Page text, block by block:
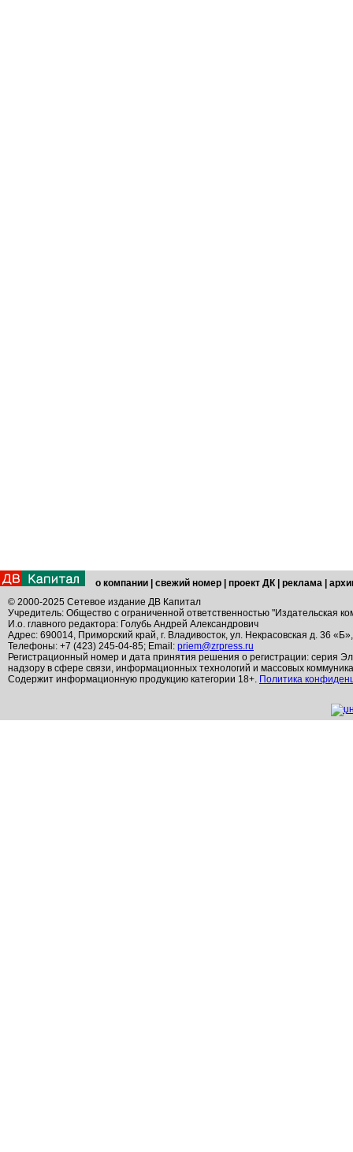
о компании свежий номер проект ДК реклама
© 2000-2025 Сетевое издание ДВ Капитал
Учредитель: Общество с ограниченной ответственностью "Издательская
И.о. главного редактора: Голубь Андрей Александрович
Адрес: 690014, Приморский край, г. Владивосток, ул. Некрасовская д. 36
Телефоны: +7 (423) 245-04-85; Email: priem@zrpress.ru
Регистрационный номер и дата принятия решения о регистрации: серия
надзору в сфере связи, информационных технологий и массовых
Содержит информационную продукцию категории 18+. Политика